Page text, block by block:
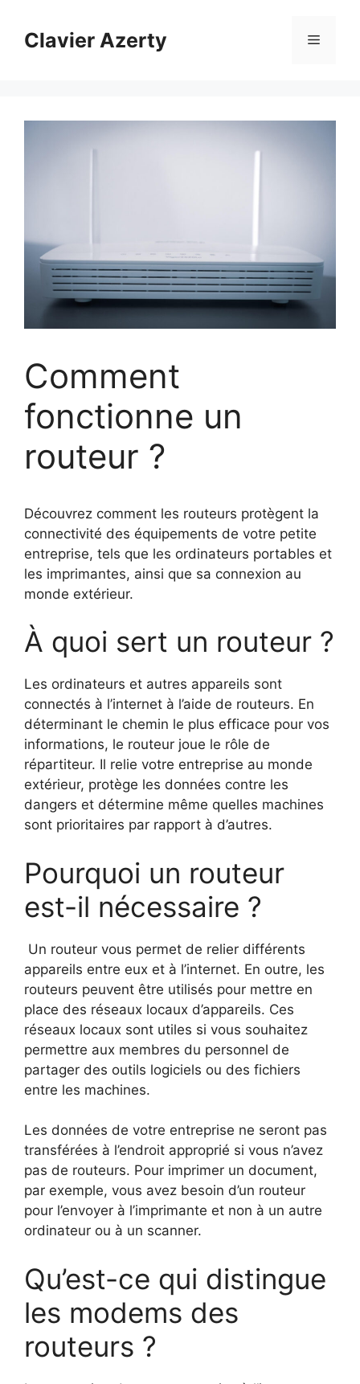
contenuClavier Azerty Menu
Comment
fonctionne un
routeur ?
Découvrez comment les routeurs protègent la
connectivité des équipements de votre petite
entreprise, tels que les ordinateurs portables et
les imprimantes, ainsi que sa connexion au
monde extérieur.
À quoi sert un routeur ?
Les ordinateurs et autres appareils sont
connectés à l’internet à l’aide de routeurs. En
déterminant le chemin le plus efficace pour vos
informations, le routeur joue le rôle de
répartiteur. Il relie votre entreprise au monde
extérieur, protège les données contre les
dangers et détermine même quelles machines
sont prioritaires par rapport à d’autres.
Pourquoi un routeur
est-il nécessaire ?
Un routeur vous permet de relier différents
appareils entre eux et à l’internet. En outre, les
routeurs peuvent être utilisés pour mettre en
place des réseaux locaux d’appareils. Ces
réseaux locaux sont utiles si vous souhaitez
permettre aux membres du personnel de
partager des outils logiciels ou des fichiers
entre les machines.
Les données de votre entreprise ne seront pas
transférées à l’endroit approprié si vous n’avez
pas de routeurs. Pour imprimer un document,
par exemple, vous avez besoin d’un routeur
pour l’envoyer à l’imprimante et non à un autre
ordinateur ou à un scanner.
Qu’est-ce qui distingue
les modems des
routeurs ?